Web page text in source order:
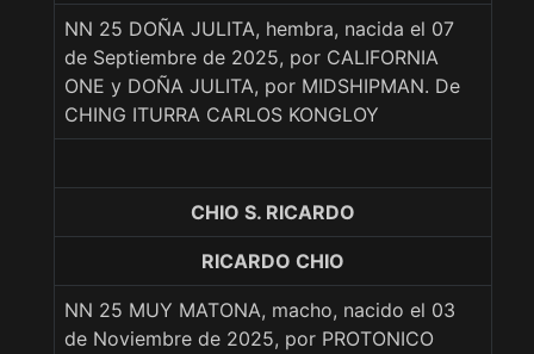
NN 25 DOÑA JULITA, hembra, nacida el 07
de Septiembre de 2025, por CALIFORNIA
ONE y DOÑA JULITA, por MIDSHIPMAN. De
CHING ITURRA CARLOS KONGLOY
CHIO S. RICARDO
RICARDO CHIO
NN 25 MUY MATONA, macho, nacido el 03
de Noviembre de 2025, por PROTONICO